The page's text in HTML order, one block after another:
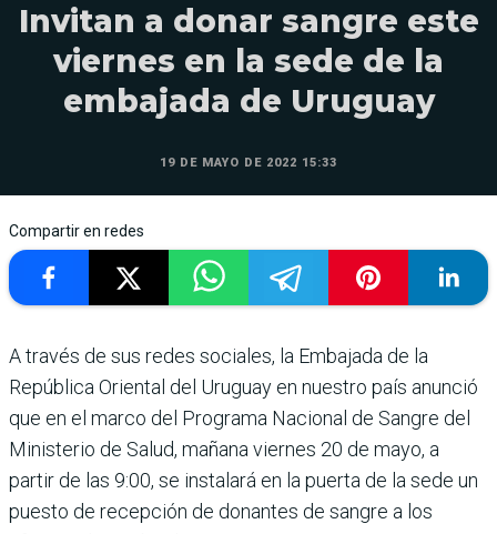
Invitan a donar sangre este
viernes en la sede de la
embajada de Uruguay
19 DE MAYO DE 2022 15:33
Compartir en redes
A través de sus redes sociales, la Embajada de la
República Oriental del Uruguay en nuestro país anunció
que en el marco del Programa Nacional de Sangre del
Ministerio de Salud, mañana viernes 20 de mayo, a
partir de las 9:00, se instalará en la puerta de la sede un
puesto de recepción de donantes de sangre a los